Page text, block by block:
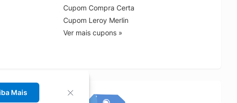
Cupom Compra Certa
Cupom Leroy Merlin
Ver mais cupons »
Mais